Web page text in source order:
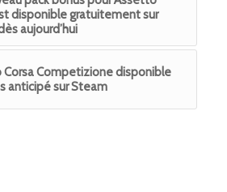
disponible gratuitement sur
aujourd’hui
Competizione disponible
anticipé sur Steam